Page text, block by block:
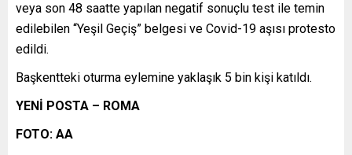
veya son 48 saatte yapılan negatif sonuçlu test ile temin
edilebilen “Yeşil Geçiş” belgesi ve Covid-19 aşısı protesto
edildi.
Başkentteki oturma eylemine yaklaşık 5 bin kişi katıldı.
YENİ POSTA – ROMA
FOTO: AA